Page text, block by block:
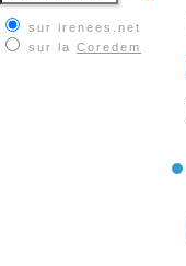
sur irenees.net
sur la Coredem